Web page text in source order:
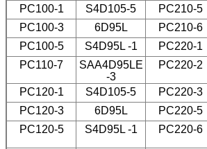
PC100-1 S4D105-5 PC210-5
PC100-3
6D95L PC210-6
PC100-5
S4D95L -1 PC220-1
PC110-7
SAA4D95LE
-3
PC220-2
PC120-1 S4D105-5 PC220-3
PC120-3
6D95L PC220-5
PC120-5
S4D95L -1 PC220-6